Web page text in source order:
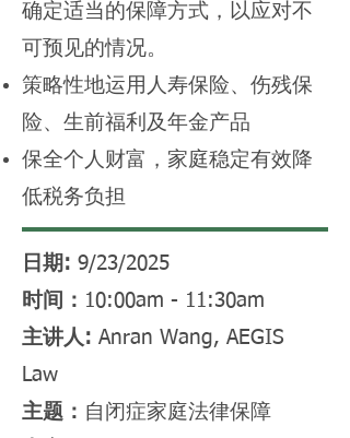
确定适当的保障方式，以应对不
可预见的情况。
策略性地运用人寿保险、伤残保
险、生前福利及年金产品
保全个人财富，家庭稳定有效降
低税务负担
日期: 9/23/2025
时间： 10:00am - 11:30am
主讲人: Anran Wang, AEGIS
Law
主题： 自闭症家庭法律保障